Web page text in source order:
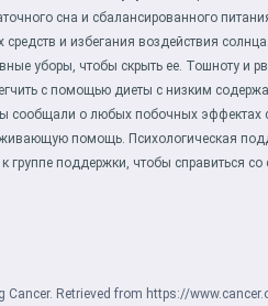
сна и сбалансированного
и избегания воздействия
уборы, чтобы скрыть ее. Тошноту и
с помощью диеты с низким
сообщали о любых побочных эффектах
помощь. Психологическая
группе поддержки, чтобы справиться со
Cancer. Retrieved from https://